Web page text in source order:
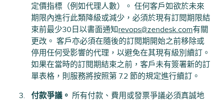
定價指標（例如代理人數）。 任何客戶如欲於未來
期限內進行此類降級或減少，必須於現有訂閱期限結
束前最少30日以書面通知revops@zendesk.com有關
更改。 客戶亦必須在隨後的訂閱期開始之前移除或
停用任何受影響的代理，以避免在其現有級別續訂。
如果在當時的訂閱期結束之前，客戶未有簽署新的訂
單表格，則服務將按照第 7.2 節的規定進行續訂。
付款爭議。 所有付款、費用或發票爭議必須真誠地